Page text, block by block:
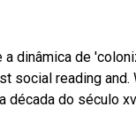
dinâmica de
social reading
década do século